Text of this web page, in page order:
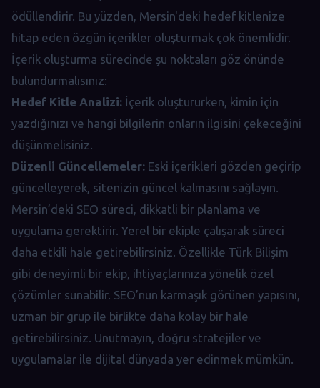
ödüllendirir. Bu yüzden, Mersin'deki hedef kitlenize
hitap eden özgün içerikler oluşturmak çok önemlidir.
İçerik oluşturma sürecinde şu noktaları göz önünde
bulundurmalısınız:
Hedef Kitle Analizi: İçerik oluştururken, kimin için
yazdığınızı ve hangi bilgilerin onların ilgisini çekeceğini
düşünmelisiniz.
Düzenli Güncellemeler: Eski içerikleri gözden geçirip
güncelleyerek, sitenizin güncel kalmasını sağlayın.
Mersin’deki SEO süreci, dikkatli bir planlama ve
uygulama gerektirir. Yerel bir ekiple çalışarak süreci
daha etkili hale getirebilirsiniz. Özellikle Türk Bilişim
gibi deneyimli bir ekip, ihtiyaçlarınıza yönelik özel
çözümler sunabilir. SEO’nun karmaşık görünen yapısını,
uzman bir grup ile birlikte daha kolay bir hale
getirebilirsiniz. Unutmayın, doğru stratejiler ve
uygulamalar ile dijital dünyada yer edinmek mümkün.